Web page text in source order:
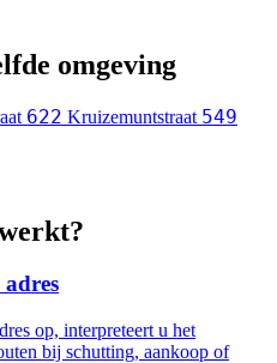
omgeving
622 Kruizemuntstraat 549
adres
op, interpreteert u het
bij schutting, aankoop of